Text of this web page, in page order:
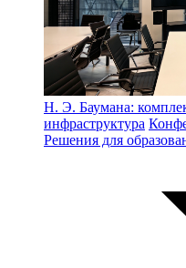
Н. Э. Баумана:
инфраструктура
Решения для